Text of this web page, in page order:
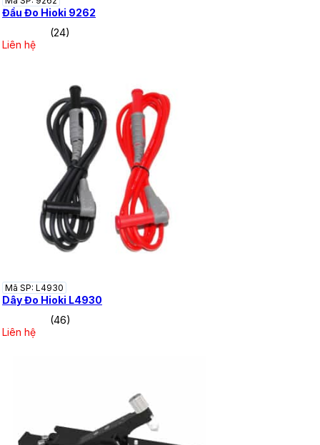
Đầu Đo Hioki 9262
(24)
Liên hệ
Mã SP: L4930
Dây Đo Hioki L4930
(46)
Liên hệ